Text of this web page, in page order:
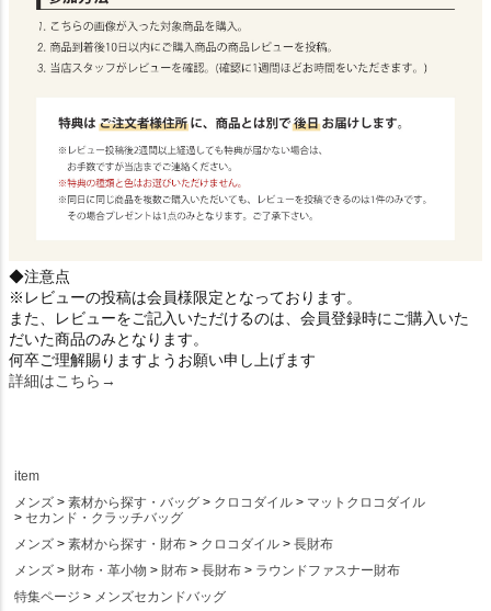
◆注意点
※レビューの投稿は会員様限定となっております。
また、レビューをご記入いただけるのは、会員登録時にご購入いた
だいた商品のみとなります。
何卒ご理解賜りますようお願い申し上げます
詳細はこちら→
item
メンズ
素材から探す・バッグ クロコダイル
マットクロコダイル
セカンド・クラッチバッグ
メンズ
素材から探す・財布 クロコダイル
長財布
メンズ
財布・革小物 財布 長財布
ラウンドファスナー財布
特集ページ
メンズセカンドバッグ